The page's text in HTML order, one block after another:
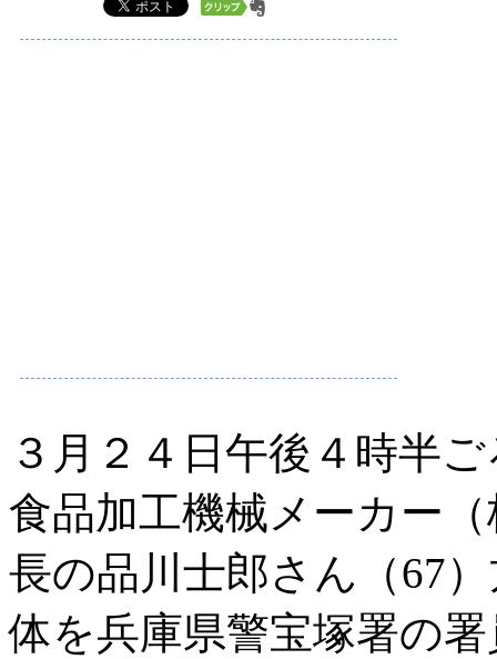
３月２４日午後４時半
食品加工機械メーカー
長の品川士郎さん（67
体を兵庫県警宝塚署の